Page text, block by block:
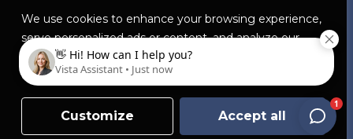
We use cookies to enhance your browsing experience,
serve personalized ads or content, and analyze our
traffic. By clicking "Accept all", you consent to our use
of cookies. Cookie Policy
Customize Accept all
© 2026 VISTA ESTATE P.C. All rights reserved
Powered by Estatebud
Registration No. 182340104000
Πολιτική Απορρήτου
Cookies